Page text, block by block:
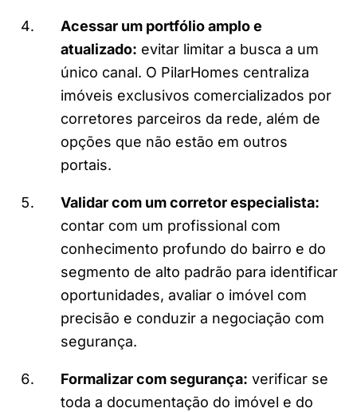
Acessar um portfólio amplo e
atualizado: evitar limitar a busca a um
único canal. O PilarHomes centraliza
imóveis exclusivos comercializados por
corretores parceiros da rede, além de
opções que não estão em outros
portais.
Validar com um corretor especialista:
contar com um profissional com
conhecimento profundo do bairro e do
segmento de alto padrão para identificar
oportunidades, avaliar o imóvel com
precisão e conduzir a negociação com
segurança.
Formalizar com segurança: verificar se
toda a documentação do imóvel e do